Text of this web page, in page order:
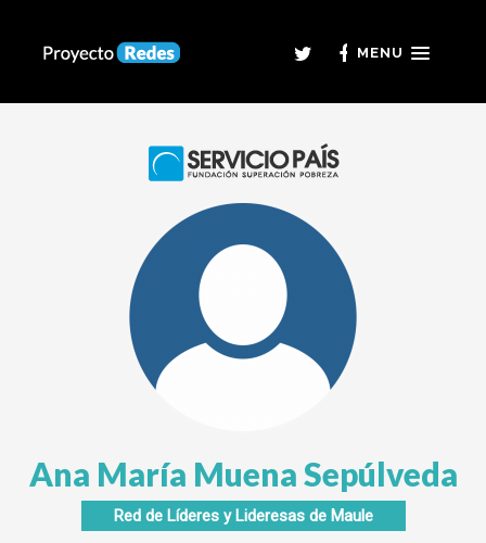
MENU
Ana María Muena Sepúlveda
Red de Líderes y Lideresas de Maule